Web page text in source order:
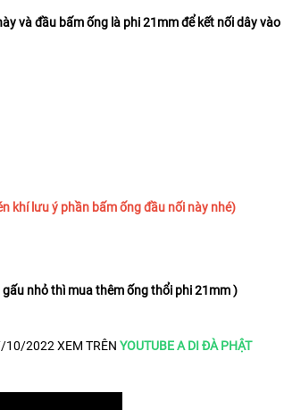
và đầu bấm ống là phi 21mm để kết nối dây vào
khí lưu ý phần bấm ống đầu nối này nhé)
gấu nhỏ thì mua thêm ống thổi phi 21mm )
10/2022 XEM TRÊN YOUTUBE A DI ĐÀ PHẬT